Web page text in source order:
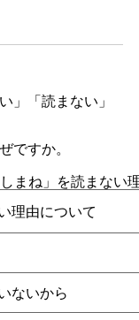
」「読まない」
ですか。
しまね」を読まない
理由について
ないから